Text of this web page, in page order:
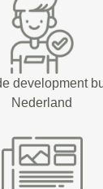
development
Nederland